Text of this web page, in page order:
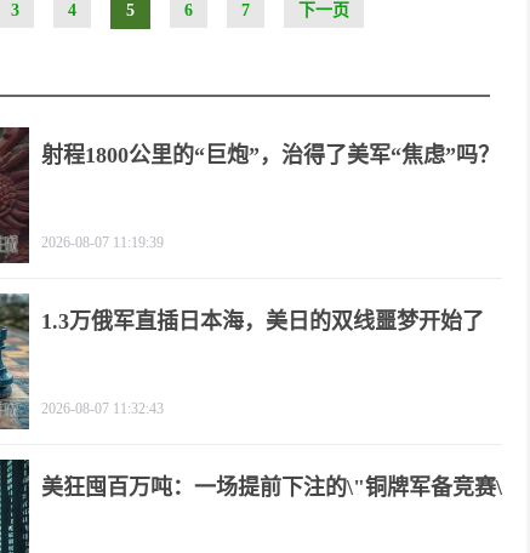
3 4 5 6 7 下一页
射程1800公里的“巨炮”，治得了美军“焦虑”吗？
2026-08-07 11:19:39
1.3万俄军直插日本海，美日的双线噩梦开始了
2026-08-07 11:32:43
美狂囤百万吨：一场提前下注的\"铜牌军备竞赛\"